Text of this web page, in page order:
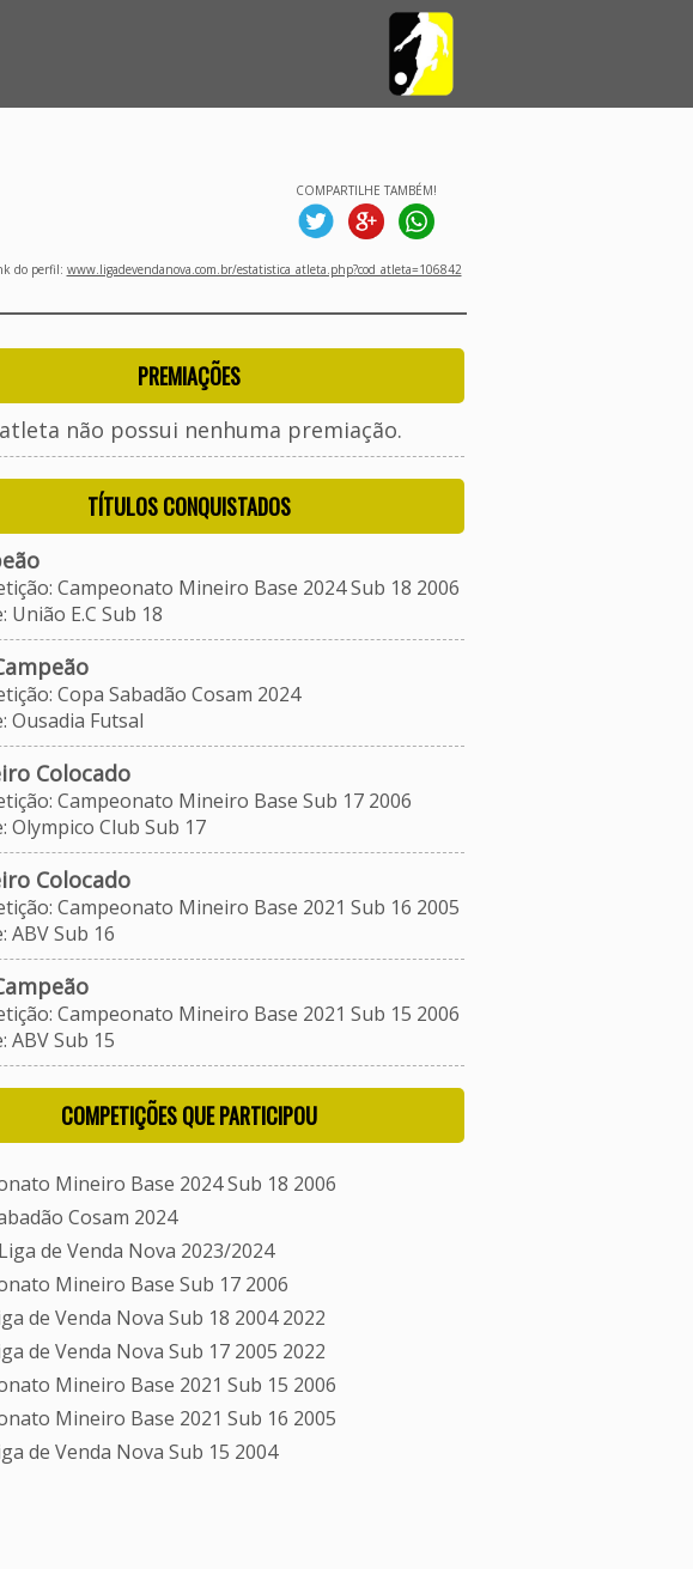
COMPARTILHE TAMBÉM!
do perfil: www.ligadevendanova.com.br/estatistica_atleta.php?cod_atleta=106842
PREMIAÇÕES
não possui nenhuma premiação.
TÍTULOS CONQUISTADOS
Campeonato Mineiro Base 2024 Sub 18 2006
E.C Sub 18
Copa Sabadão Cosam 2024
Futsal
Colocado
Campeonato Mineiro Base Sub 17 2006
Club Sub 17
Colocado
Campeonato Mineiro Base 2021 Sub 16 2005
Sub 16
Campeonato Mineiro Base 2021 Sub 15 2006
Sub 15
COMPETIÇÕES QUE PARTICIPOU
Mineiro Base 2024 Sub 18 2006
Cosam 2024
de Venda Nova 2023/2024
Mineiro Base Sub 17 2006
de Venda Nova Sub 18 2004 2022
de Venda Nova Sub 17 2005 2022
Mineiro Base 2021 Sub 15 2006
Mineiro Base 2021 Sub 16 2005
de Venda Nova Sub 15 2004